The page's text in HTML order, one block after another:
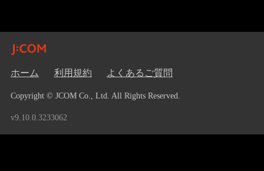
ホーム 利用規約 よくあるご質問
Copyright © JCOM Co., Ltd. All Rights Reserved.
v9.10.0.3233062